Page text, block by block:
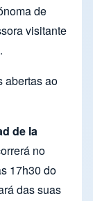
de
visitante
abertas ao
de la
no
17h30 do
das suas